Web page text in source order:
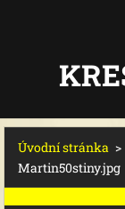
Úvodní stránka >
Martin50stiny.jpg